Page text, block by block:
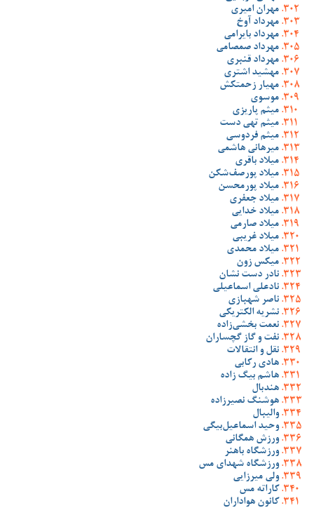
مهران امیری
مهرداد آوخ
مهرداد بایرامی
مهرداد صمصامی
مهرداد قنبری
مهشید اشتری
مهیار زحمتکش
موسوی
میثم پاریزی
میثم تهی دست
میثم فردوسی
میرهانی هاشمی
میلاد باقری
میلاد پورصف‌شکن
میلاد پورمحسن
میلاد جعفری
میلاد خدایی
میلاد صارمی
میلاد غریبی
میلاد محمدی
میکس زون
نادر دست نشان
نادعلی اسماعیلی
ناصر شهبازی
نشریه الکتریکی
نعمت بخشی‌زاده
نفت و گاز گچساران
نقل و انتقالات
هادی رکابی
هاشم بیگ زاده
هندبال
هوشنگ نصیرزاده
والیبال
وحید اسماعیل‌بیگی
ورزش همگانی
ورزشگاه باهنر
ورزشگاه شهدای مس
ولی میرزایی
کاراته مس
کانون هواداران